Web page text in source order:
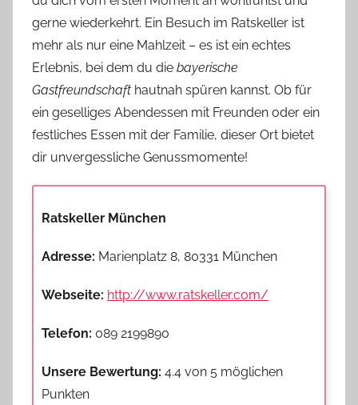
gerne wiederkehrt. Ein Besuch im Ratskeller ist
mehr als nur eine Mahlzeit – es ist ein echtes
Erlebnis, bei dem du die bayerische
Gastfreundschaft hautnah spüren kannst. Ob für
ein geselliges Abendessen mit Freunden oder ein
festliches Essen mit der Familie, dieser Ort bietet
dir unvergessliche Genussmomente!
Ratskeller München
Adresse: Marienplatz 8, 80331 München
Webseite: http://www.ratskeller.com/
Telefon: 089 2199890
Unsere Bewertung: 4.4 von 5 möglichen
Punkten